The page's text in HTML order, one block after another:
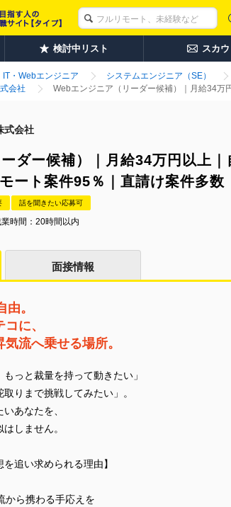
検討中リスト スカウ
IT・Webエンジニア システムエンジニア（SE）
会社
Webエンジニア（リーダー候補）｜月給34万
式会社
ダー候補）｜月給34万円以上｜
ート案件95％｜直請け案件多数
話を聞きたい応募可
業時間：20時間以内
面接情報
。
に、
流へ乗せる場所。
っと裁量を持って動きたい」
りまで挑戦してみたい」。
あなたを、
しません。
追い求められる理由】
から携わる手応えを